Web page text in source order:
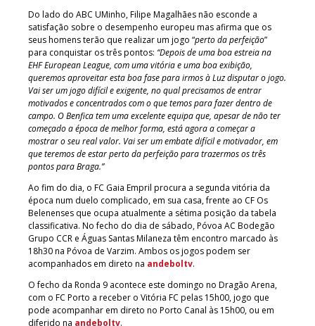
Do lado do ABC UMinho, Filipe Magalhães não esconde a
satisfação sobre o desempenho europeu mas afirma que os
seus homens terão que realizar um jogo “perto da perfeição”
para conquistar os três pontos: “Depois de uma boa estreia na
EHF European League, com uma vitória e uma boa exibição,
queremos aproveitar esta boa fase para irmos à Luz disputar o jogo.
Vai ser um jogo difícil e exigente, no qual precisamos de entrar
motivados e concentrados com o que temos para fazer dentro de
campo. O Benfica tem uma excelente equipa que, apesar de não ter
começado a época de melhor forma, está agora a começar a
mostrar o seu real valor. Vai ser um embate difícil e motivador, em
que teremos de estar perto da perfeição para trazermos os três
pontos para Braga.”
Ao fim do dia, o FC Gaia Empril procura a segunda vitória da
época num duelo complicado, em sua casa, frente ao CF Os
Belenenses que ocupa atualmente a sétima posição da tabela
classificativa. No fecho do dia de sábado, Póvoa AC Bodegão
Grupo CCR e Águas Santas Milaneza têm encontro marcado às
18h30 na Póvoa de Varzim. Ambos os jogos podem ser
acompanhados em direto na andeboltv.
O fecho da Ronda 9 acontece este domingo no Dragão Arena,
com o FC Porto a receber o Vitória FC pelas 15h00, jogo que
pode acompanhar em direto no Porto Canal às 15h00, ou em
diferido na andeboltv.